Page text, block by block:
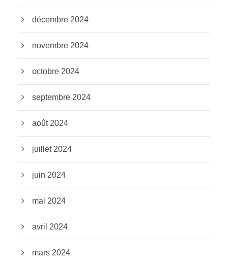
décembre 2024
novembre 2024
octobre 2024
septembre 2024
août 2024
juillet 2024
juin 2024
mai 2024
avril 2024
mars 2024